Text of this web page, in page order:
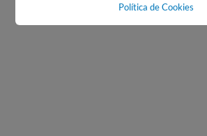
Política de Cookies